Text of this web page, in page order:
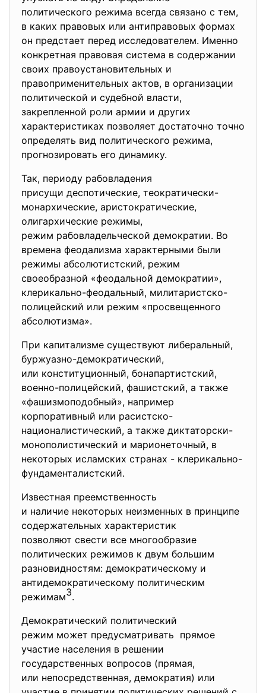
политического режима всегда связано с тем,
в каких правовых или антиправовых формах
он предстает перед исследователем. Именно
конкретная правовая система в содержании
своих правоустановительных и
правоприменительных актов, в организации
политической и судебной власти,
закрепленной роли армии и других
характеристиках позволяет достаточно точно
определять вид политического режима,
прогнозировать его динамику.
Так, периоду рабовладения
присущи деспотические, теократически-
монархические, аристократические,
олигархические режимы,
режим рабовладельческой демократии. Во
времена феодализма характерными были
режимы абсолютистский, режим
своеобразной «феодальной демократии»,
клерикально-феодальный, милитаристско-
полицейский или режим «просвещенного
абсолютизма».
При капитализме существуют либеральный,
буржуазно-демократический,
или конституционный, бонапартистский,
военно-полицейский, фашистский, а также
«фашизмоподобный», например
корпоративный или расистско-
националистический, а также диктаторски-
монополистический и марионеточный, в
некоторых исламских странах - клерикально-
фундаменталистский.
Известная преемственность
и наличие некоторых неизменных в принципе
содержательных характеристик
позволяют свести все многообразие
политических режимов к двум большим
разновидностям: демократическому и
антидемократическому политическим
режимам3.
Демократический политический
режим может предусматривать прямое
участие населения в решении
государственных вопросов (прямая,
или непосредственная, демократия) или